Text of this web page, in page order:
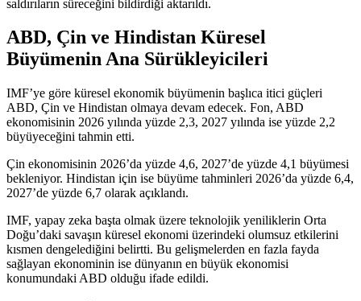
saldırıların süreceğini bildirdiği aktarıldı.
ABD, Çin ve Hindistan Küresel
Büyümenin Ana Sürükleyicileri
IMF’ye göre küresel ekonomik büyümenin başlıca itici güçleri
ABD, Çin ve Hindistan olmaya devam edecek. Fon, ABD
ekonomisinin 2026 yılında yüzde 2,3, 2027 yılında ise yüzde 2,2
büyüyeceğini tahmin etti.
Çin ekonomisinin 2026’da yüzde 4,6, 2027’de yüzde 4,1 büyümesi
bekleniyor. Hindistan için ise büyüme tahminleri 2026’da yüzde 6,4,
2027’de yüzde 6,7 olarak açıklandı.
IMF, yapay zeka başta olmak üzere teknolojik yeniliklerin Orta
Doğu’daki savaşın küresel ekonomi üzerindeki olumsuz etkilerini
kısmen dengelediğini belirtti. Bu gelişmelerden en fazla fayda
sağlayan ekonominin ise dünyanın en büyük ekonomisi
konumundaki ABD olduğu ifade edildi.